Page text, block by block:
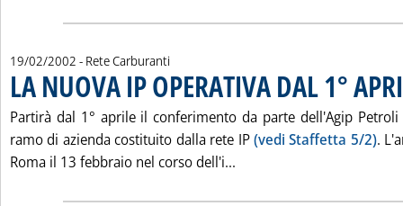
19/02/2002 - Rete Carburanti
LA NUOVA IP OPERATIVA DAL 1°
Partirà dal 1° aprile il conferimento da parte dell'Agip
ramo di azienda costituito dalla rete IP(vedi Staffetta 5/2).
Roma il 13 febbraio nel corso dell'i...